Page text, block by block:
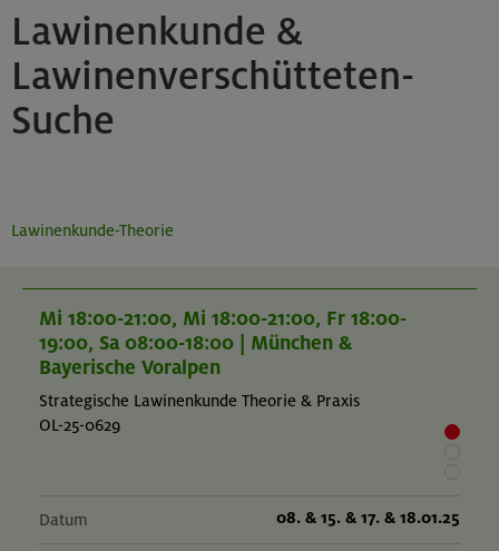
Lawinenkunde &
Lawinenverschütteten-
Suche
Lawinenkunde-Theorie
Mi 18:00-21:00, Mi 18:00-21:00, Fr 18:00-
19:00, Sa 08:00-18:00 | München &
Bayerische Voralpen
Strategische Lawinenkunde Theorie & Praxis
OL-25-0629
Datum 08. & 15. & 17. & 18.01.25